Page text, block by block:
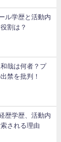
ル学歴と活動内
割は？
哉は何者？プ
禁を批判！
歴学歴、活動内
される理由